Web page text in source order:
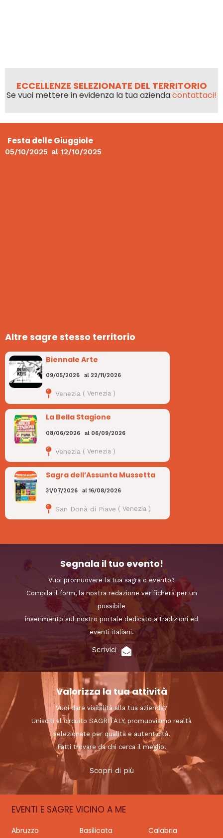
ECCELLENZE SELEZIONATE DEL TERRITORIO
Se vuoi mettere in evidenza la tua aziendacontattaci!
Festa delle Giuggiole
05/10/2025 al 12/10/2025
Altre sagre stesso territorio
Biennale Arte
09/05/2026 al 22/11/2026
Venezia ( Venezia)
La Bella Stagione
08/06/2026 al 06/09/2026
Venezia ( Venezia )
Sagra dell’Assunta Mussetta
31/07/2026 al 16/08/2026
San Donà di Piave ( Venezia)
Segnala il tuo evento!
Vuoi promuovere la tua sagra o evento?
Compila il form, la nostra redazione verificherà per un
possibile
inserimento sul nostro portale dedicato a tradizioni ed
eventi italiani.
Scrivici
Valorizza la tua attività
Vuoi dare visibilità alla tua azienda?
Unisciti al circuito SAGRITALY, promuoviamo realtà
selezionate per qualità e autenticità.
Fatti trovare da chi cerca il meglio!
Scopri di più
EVENTI E SAGRE VICINO A ME
Abruzzo Basilicata
Calabria